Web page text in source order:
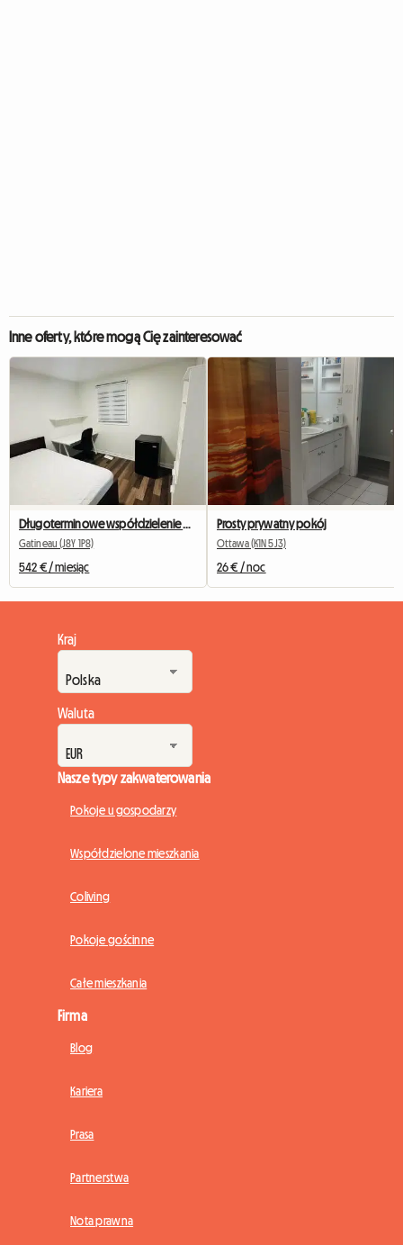
Inne oferty, które mogą Cię zainteresować
Gatineau (J8Y 1P8)
542 € / miesiąc
Prosty prywatny pokój
Ottawa (K1N 5J3)
26 € / noc
Kraj
Waluta
Nasze typy zakwaterowania
Pokoje u gospodarzy
Współdzielone mieszkania
Coliving
Pokoje gościnne
Całe mieszkania
Firma
Blog
Kariera
Prasa
Partnerstwa
Nota prawna